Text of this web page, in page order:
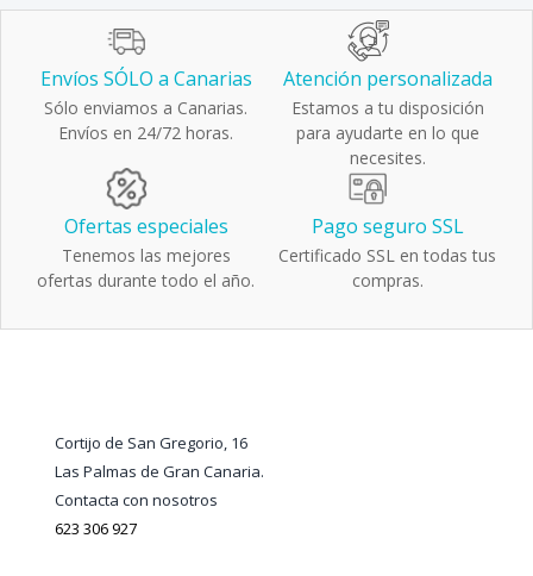
Envíos SÓLO a Canarias
Sólo enviamos a Canarias.
Envíos en 24/72 horas.
Atención personalizada
Estamos a tu disposición
para ayudarte en lo que
necesites.
Ofertas especiales
Tenemos las mejores
ofertas durante todo el año.
Pago seguro SSL
Certificado SSL en todas tus
compras.
Cortijo de San Gregorio, 16
Las Palmas de Gran Canaria.
Contacta con nosotros
623 306 927